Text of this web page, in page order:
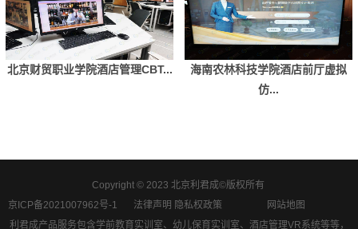
北京财贸职业学院酒店管理CBT...
海南农林科技学院酒店前厅虚拟
仿...
Copyright © 2023 北京利君成©版权所有
京ICP备2021007962号-1
法律声明 隐私权政策
网站地图
利君成产品服务包含学前教育实训室、幼儿保育实训室、酒店管理VR系统等等，